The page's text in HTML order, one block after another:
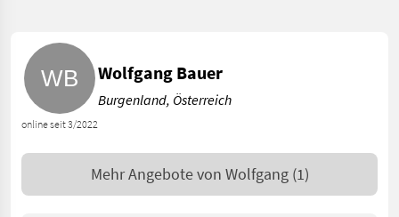
online seit 3/2022
Wolfgang Bauer
Burgenland, Österreich
Mehr Angebote von Wolfgang (1)